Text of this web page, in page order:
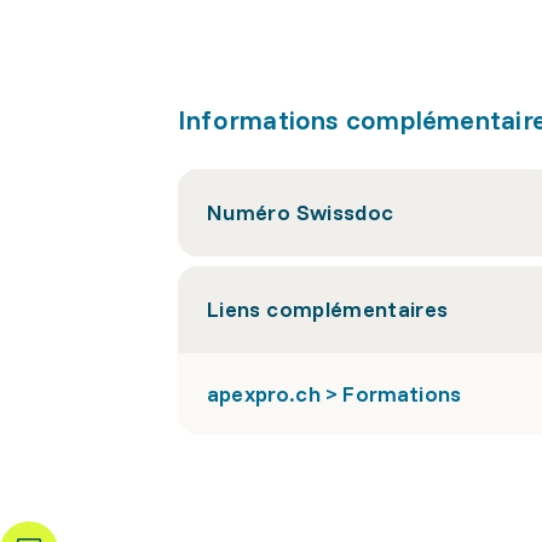
Informations
Numéro Swissdoc
Liens complémentaires
apexpro.ch > Formations